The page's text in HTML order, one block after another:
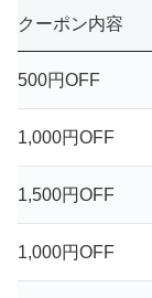
クーポン内容
500円OFF
1,000円OFF
1,500円OFF
1,000円OFF